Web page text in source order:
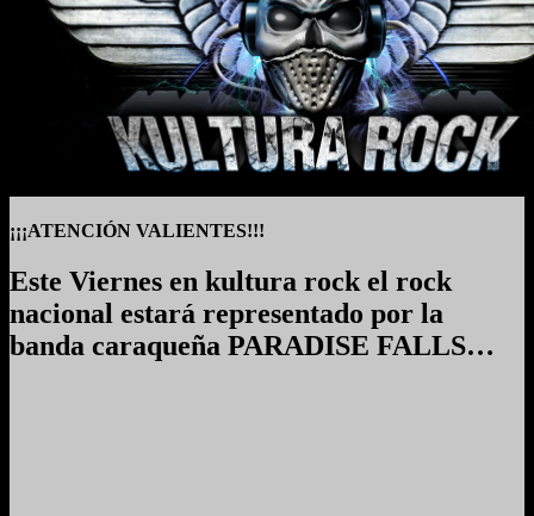
¡¡¡ATENCIÓN VALIENTES!!!
Este Viernes en kultura rock el rock
nacional estará representado por la
banda caraqueña PARADISE FALLS…